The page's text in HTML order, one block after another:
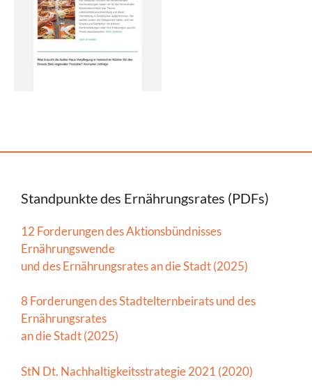
Standpunkte des Ernährungsrates (PDFs)
12 Forderungen des Aktionsbündnisses
Ernährungswende
und des Ernährungsrates an die Stadt (2025)
8 Forderungen des Stadtelternbeirats und des
Ernährungsrates
an die Stadt (2025)
StN Dt. Nachhaltigkeitsstrategie 2021 (2020)